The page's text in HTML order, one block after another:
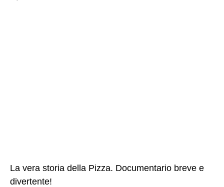
La vera storia della Pizza. Documentario breve e
divertente!